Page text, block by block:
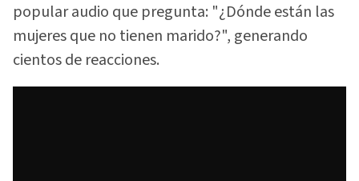
popular audio que pregunta: "¿Dónde están las
mujeres que no tienen marido?", generando
cientos de reacciones.